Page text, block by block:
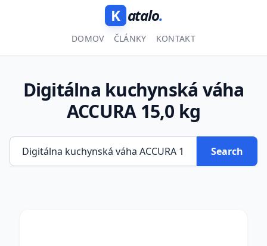
K atalo.
DOMOV ČLÁNKY KONTAKT
Digitálna kuchynská váha
ACCURA 15,0 kg
Search